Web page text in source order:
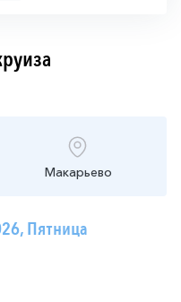
Макарьево
Пятница